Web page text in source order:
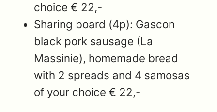
choice € 22,-
Sharing board (4p): Gascon
black pork sausage (La
Massinie), homemade bread
with 2 spreads and 4 samosas
of your choice € 22,-